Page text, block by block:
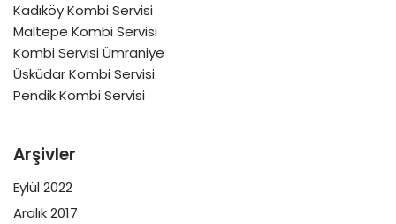
Kadıköy Kombi Servisi
Maltepe Kombi Servisi
Kombi Servisi Ümraniye
Üsküdar Kombi Servisi
Pendik Kombi Servisi
Arşivler
Eylül 2022
Aralık 2017